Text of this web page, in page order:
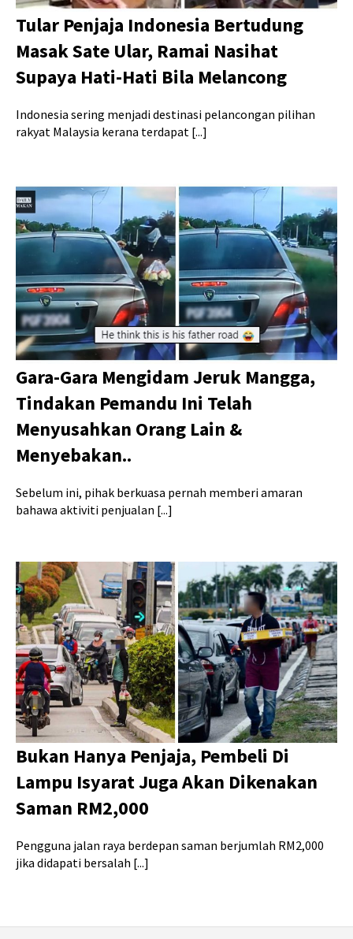
Tular Penjaja Indonesia Bertudung
Masak Sate Ular, Ramai Nasihat
Supaya Hati-Hati Bila Melancong
Indonesia sering menjadi destinasi pelancongan pilihan
rakyat Malaysia kerana terdapat [...]
Gara-Gara Mengidam Jeruk Mangga,
Tindakan Pemandu Ini Telah
Menyusahkan Orang Lain &
Menyebakan..
Sebelum ini, pihak berkuasa pernah memberi amaran
bahawa aktiviti penjualan [...]
Bukan Hanya Penjaja, Pembeli Di
Lampu Isyarat Juga Akan Dikenakan
Saman RM2,000
Pengguna jalan raya berdepan saman berjumlah RM2,000
jika didapati bersalah [...]